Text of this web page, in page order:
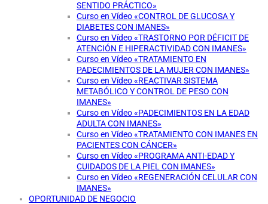
SENTIDO PRÁCTICO»
Curso en Vídeo «CONTROL DE GLUCOSA Y
DIABETES CON IMANES»
Curso en Vídeo «TRASTORNO POR DÉFICIT DE
ATENCIÓN E HIPERACTIVIDAD CON IMANES»
Curso en Vídeo «TRATAMIENTO EN
PADECIMIENTOS DE LA MUJER CON IMANES»
Curso en Vídeo «REACTIVAR SISTEMA
METABÓLICO Y CONTROL DE PESO CON
IMANES»
Curso en Vídeo «PADECIMIENTOS EN LA EDAD
ADULTA CON IMANES»
Curso en Vídeo «TRATAMIENTO CON IMANES EN
PACIENTES CON CÁNCER»
Curso en Vídeo «PROGRAMA ANTI-EDAD Y
CUIDADOS DE LA PIEL CON IMANES»
Curso en Vídeo «REGENERACIÓN CELULAR CON
IMANES»
OPORTUNIDAD DE NEGOCIO